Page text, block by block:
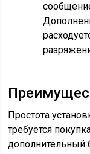
Простота
требуется
дополнительный